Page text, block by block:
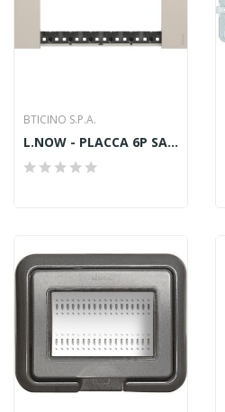
BTICINO S.P.A.
L.NOW - PLACCA 6P SABBIA